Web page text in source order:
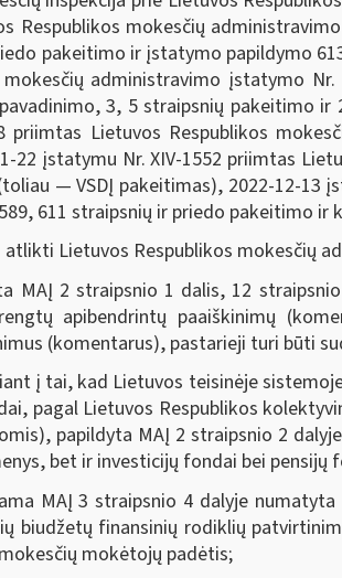
Respublikos mokesčių
pakeitimo ir įstatymo papildymo
mokesčių administravimo įstatymo
3, 5 straipsnių pakeitimo
priimtas Lietuvos Respublikos
22 įstatymu Nr. XIV-1552 priimtas
— VSDĮ pakeitimas), 2022-12-13
611 straipsnių ir priedo pakeitimo
Lietuvos Respublikos mokesčių
2 straipsnio 1 dalis, 12 straipsnio
apibendrintų paaiškinimų
(komentarus), pastarieji turi būti
į tai, kad Lietuvos teisinėje
pagal Lietuvos Respublikos
papildyta MAĮ 2 straipsnio 2
bet ir investicijų fondai bei pensijų
MAĮ 3 straipsnio 4 dalyje numatyta
biudžetų finansinių rodiklių
mokėtojų padėtis;